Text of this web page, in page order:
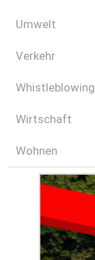
Umwelt
Verkehr
Whistleblowing
Wirtschaft
Wohnen